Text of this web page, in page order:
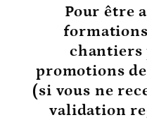
Pour être
promotions
(si vous ne
validation